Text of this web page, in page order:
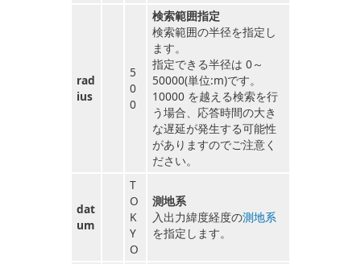
rad
ius
5
0
0
検索範囲指定
検索範囲の半径を指定し
ます。
指定できる半径は 0～
50000(単位:m)です。
10000 を越える検索を行
う場合、応答時間の大き
な遅延が発生する可能性
がありますのでご注意く
ださい。
dat
um
T
O
K
Y
O
測地系
入出力緯度経度の測地系
を指定します。